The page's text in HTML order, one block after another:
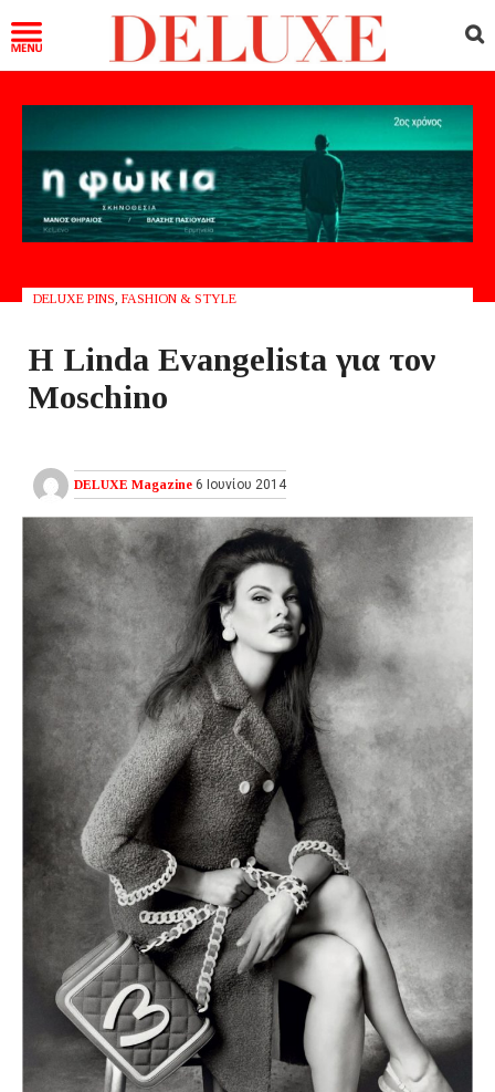
DELUXE PINS FASHION & STYLE
Η Linda Evangelista για τον
Moschino
DELUXE Magazine 6 Ιουνίου 2014